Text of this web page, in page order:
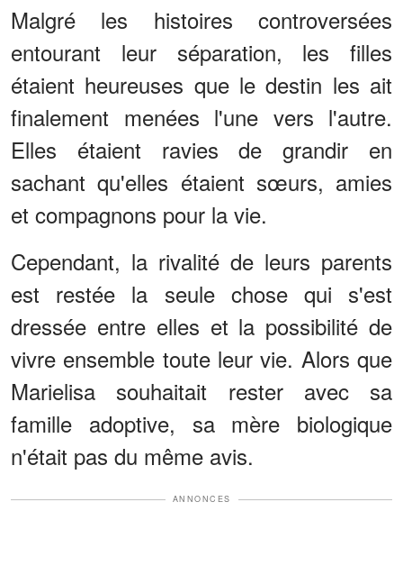
Malgré les histoires controversées
entourant leur séparation, les filles
étaient heureuses que le destin les ait
finalement menées l'une vers l'autre.
Elles étaient ravies de grandir en
sachant qu'elles étaient sœurs, amies
et compagnons pour la vie.
Cependant, la rivalité de leurs parents
est restée la seule chose qui s'est
dressée entre elles et la possibilité de
vivre ensemble toute leur vie. Alors que
Marielisa souhaitait rester avec sa
famille adoptive, sa mère biologique
n'était pas du même avis.
ANNONCES